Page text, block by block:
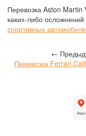
Перевозка Aston
каких-либо
спортивных
←
Перевозка Ferrari